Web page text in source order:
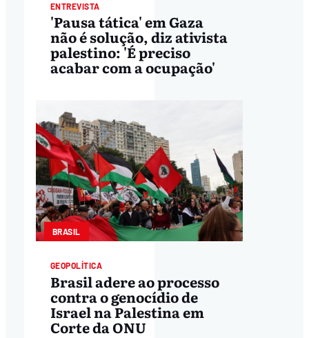
ENTREVISTA
'Pausa tática' em Gaza
não é solução, diz ativista
palestino: 'É preciso
acabar com a ocupação'
BRASIL
GEOPOLÍTICA
Brasil adere ao processo
contra o genocídio de
Israel na Palestina em
Corte da ONU